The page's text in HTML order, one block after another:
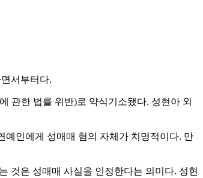
서부터다.
관한 법률 위반)로 약식기소됐다. 성현아 외
예인에게 성매매 혐의 자체가 치명적이다. 만
것은 성매매 사실을 인정한다는 의미다. 성현